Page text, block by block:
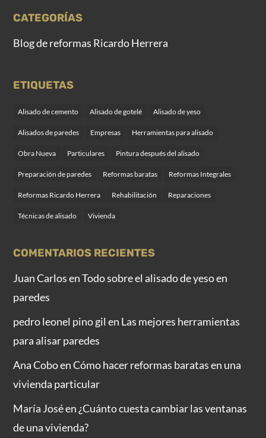
CATEGORÍAS
Blog de reformas Ricardo Herrera
ETIQUETAS
Alisado de cemento Alisado de gotelé Alisado de yeso
Alisados de paredes Empresas Herramientas para alisado
Obra Nueva Particulares Pintura después del alisado
Preparación de paredes Reformas baratas Reformas Integrales
Reformas Ricardo Herrera Rehabilitación Reparaciones
Técnicas de alisado Vivienda
COMENTARIOS RECIENTES
Juan CarlosenTodo sobre el alisado de yeso en
paredes
pedro leonel pino gil en Las mejores herramientas
para alisar paredes
Ana CoboenCómo hacer reformas baratas en una
vivienda particular
María Joséen ¿Cuánto cuesta cambiar las ventanas
de una vivienda?